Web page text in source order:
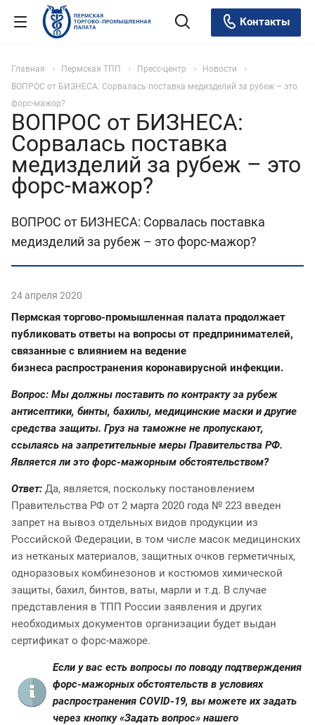
Контакты
Главная Пермская ТПП Пресс-центр
Новости
ВОПРОС от БИЗНЕСА: Сорвалась поставка медизделий за рубеж – это
форс-мажор?
ВОПРОС от БИЗНЕСА:
Сорвалась поставка
медизделий за рубеж – это
форс-мажор?
ВОПРОС от БИЗНЕСА: Сорвалась поставка
медизделий за рубеж – это форс-мажор?
24 апреля 2020
Пермская торгово-промышленная палата продолжает
публиковать ответы на вопросы от предпринимателей,
связанные с влиянием на ведение
бизнеса распространения коронавирусной инфекции.
Вопрос: Мы должны поставить по контракту за рубеж
антисептики, бинты, бахилы, медицинские маски и другие
средства защиты. Груз на таможне не пропускают,
ссылаясь на запретительные меры Правительства РФ.
Является ли это форс-мажорным обстоятельством?
Ответ: Да, является, поскольку постановлением
Правительства РФ от 2 марта 2020 года № 223 введен
запрет на вывоз отдельных видов продукции из
Российской Федерации, в том числе масок медицинских
из нетканых материалов, защитных очков герметичных,
одноразовых комбинезонов и костюмов химической
защиты, бахил, бинтов, ваты, марли и т.д. В случае
представления в ТПП России заявления и других
необходимых документов организации будет выдан
сертификат о форс-мажоре.
Если у вас есть вопросы по поводу подтверждения
форс-мажорных обстоятельств в условиях
распространения COVID-19, вы можете их задать
через кнопку «Задать вопрос» нашего